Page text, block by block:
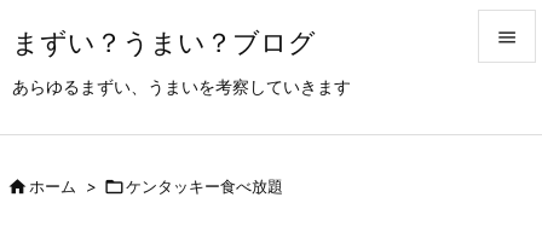
まずい？うまい？ブログ
あらゆるまずい、うまいを考察していきます

ホーム > ケンタッキー食べ放題